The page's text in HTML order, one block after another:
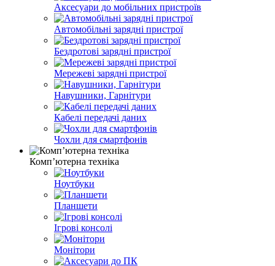
Аксесуари до мобільних пристроїв
Автомобільні зарядні пристрої
Бездротові зарядні пристрої
Мережеві зарядні пристрої
Навушники, Гарнітури
Кабелі передачі даних
Чохли для смартфонів
Компʼютерна техніка
Ноутбуки
Планшети
Ігрові консолі
Монітори